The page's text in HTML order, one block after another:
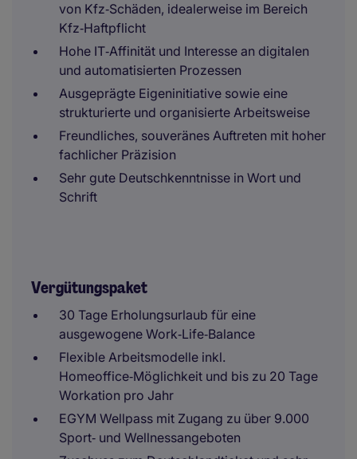
von Kfz‑Schäden, idealerweise im Bereich
Kfz‑Haftpflicht
Hohe IT‑Affinität und Interesse an digitalen
und automatisierten Prozessen
Ausgeprägte Eigeninitiative sowie eine
strukturierte und organisierte Arbeitsweise
Freundliches, souveränes Auftreten mit hoher
fachlicher Präzision
Sehr gute Deutschkenntnisse in Wort und
Schrift
Vergütungspaket
30 Tage Erholungsurlaub für eine
ausgewogene Work‑Life‑Balance
Flexible Arbeitsmodelle inkl.
Homeoffice‑Möglichkeit und bis zu 20 Tage
Workation pro Jahr
EGYM Wellpass mit Zugang zu über 9.000
Sport‑ und Wellnessangeboten